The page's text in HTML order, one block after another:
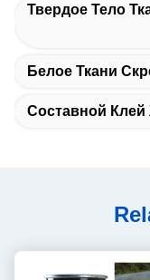
Твердое Тело
Белое Ткани
Составной